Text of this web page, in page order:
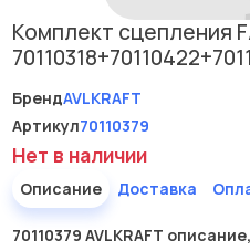
Комплект сцепления
БрендAVLKRAFT
Артикул70110379
Нет в наличии
Описание Доставка
70110379 AVLKRAFT